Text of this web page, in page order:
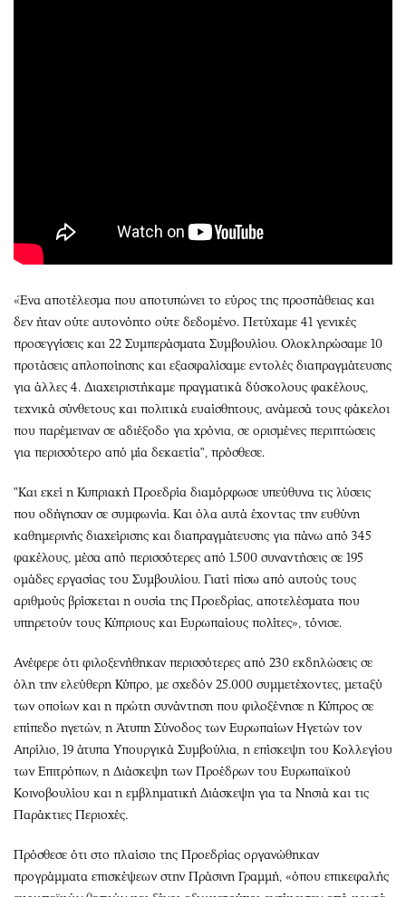
«Ένα αποτέλεσμα που αποτυπώνει το εύρος της προσπάθειας και
δεν ήταν ούτε αυτονόητο ούτε δεδομένο. Πετύχαμε 41 γενικές
προσεγγίσεις και 22 Συμπεράσματα Συμβουλίου. Ολοκληρώσαμε 10
προτάσεις απλοποίησης και εξασφαλίσαμε εντολές διαπραγμάτευσης
για άλλες 4. Διαχειριστήκαμε πραγματικά δύσκολους φακέλους,
τεχνικά σύνθετους και πολιτικά ευαίσθητους, ανάμεσά τους φάκελοι
που παρέμειναν σε αδιέξοδο για χρόνια, σε ορισμένες περιπτώσεις
για περισσότερο από μία δεκαετία", πρόσθεσε.
"Και εκεί η Κυπριακή Προεδρία διαμόρφωσε υπεύθυνα τις λύσεις
που οδήγησαν σε συμφωνία. Και όλα αυτά έχοντας την ευθύνη
καθημερινής διαχείρισης και διαπραγμάτευσης για πάνω από 345
φακέλους, μέσα από περισσότερες από 1.500 συναντήσεις σε 195
ομάδες εργασίας του Συμβουλίου. Γιατί πίσω από αυτούς τους
αριθμούς βρίσκεται η ουσία της Προεδρίας, αποτελέσματα που
υπηρετούν τους Κύπριους και Ευρωπαίους πολίτες», τόνισε.
Ανέφερε ότι φιλοξενήθηκαν περισσότερες από 230 εκδηλώσεις σε
όλη την ελεύθερη Κύπρο, με σχεδόν 25.000 συμμετέχοντες, μεταξύ
των οποίων και η πρώτη συνάντηση που φιλοξένησε η Κύπρος σε
επίπεδο ηγετών, η Άτυπη Σύνοδος των Ευρωπαίων Ηγετών τον
Απρίλιο, 19 άτυπα Υπουργικά Συμβούλια, η επίσκεψη του Κολλεγίου
των Επιτρόπων, η Διάσκεψη των Προέδρων του Ευρωπαϊκού
Κοινοβουλίου και η εμβληματική Διάσκεψη για τα Νησιά και τις
Παράκτιες Περιοχές.
Πρόσθεσε ότι στο πλαίσιο της Προεδρίας οργανώθηκαν
προγράμματα επισκέψεων στην Πράσινη Γραμμή, «όπου επικεφαλής